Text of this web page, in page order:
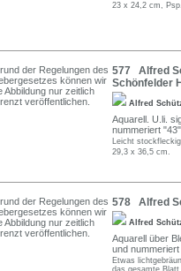
23 x 24,2 cm,
577 Alfred
Schönfelder
Alfred
Aquarell. U.li.
nummeriert
Leicht
29,3 x 36,5 cm.
578 Alfred
Alfred
Aquarell über
und
Etwas
das gesamte